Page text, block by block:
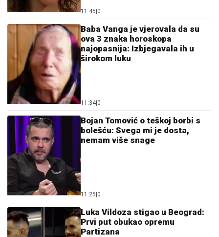
11:45|0
Baba Vanga je vjerovala da su
ova 3 znaka horoskopa
najopasnija: Izbjegavala ih u
širokom luku
11:34|0
Bojan Tomović o teškoj borbi s
bolešću: Svega mi je dosta,
nemam više snage
11:25|0
Luka Vildoza stigao u Beograd:
Prvi put obukao opremu
Partizana